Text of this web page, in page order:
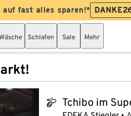
auf fast alles sparen!*
Schlafen Sale Mehr
tchibo_logo Tchibo im